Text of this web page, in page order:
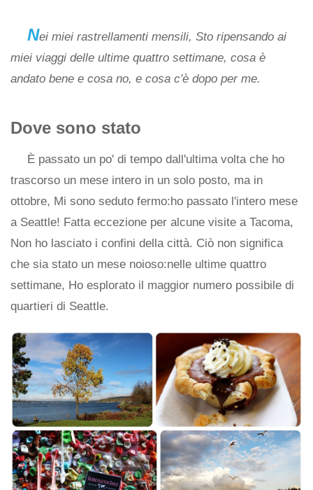
Nei miei rastrellamenti mensili, Sto ripensando ai
miei viaggi delle ultime quattro settimane, cosa è
andato bene e cosa no, e cosa c'è dopo per me.
Dove sono stato
È passato un po' di tempo dall'ultima volta che ho
trascorso un mese intero in un solo posto, ma in
ottobre, Mi sono seduto fermo:ho passato l'intero mese
a Seattle! Fatta eccezione per alcune visite a Tacoma,
Non ho lasciato i confini della città. Ciò non significa
che sia stato un mese noioso:nelle ultime quattro
settimane, Ho esplorato il maggior numero possibile di
quartieri di Seattle.